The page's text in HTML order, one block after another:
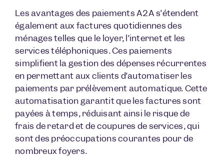
Les avantages des paiements A2A s’étendent
également aux factures quotidiennes des
ménages telles que le loyer, l’internet et les
services téléphoniques. Ces paiements
simplifient la gestion des dépenses récurrentes
en permettant aux clients d’automatiser les
paiements par prélèvement automatique. Cette
automatisation garantit que les factures sont
payées à temps, réduisant ainsi le risque de
frais de retard et de coupures de services, qui
sont des préoccupations courantes pour de
nombreux foyers.